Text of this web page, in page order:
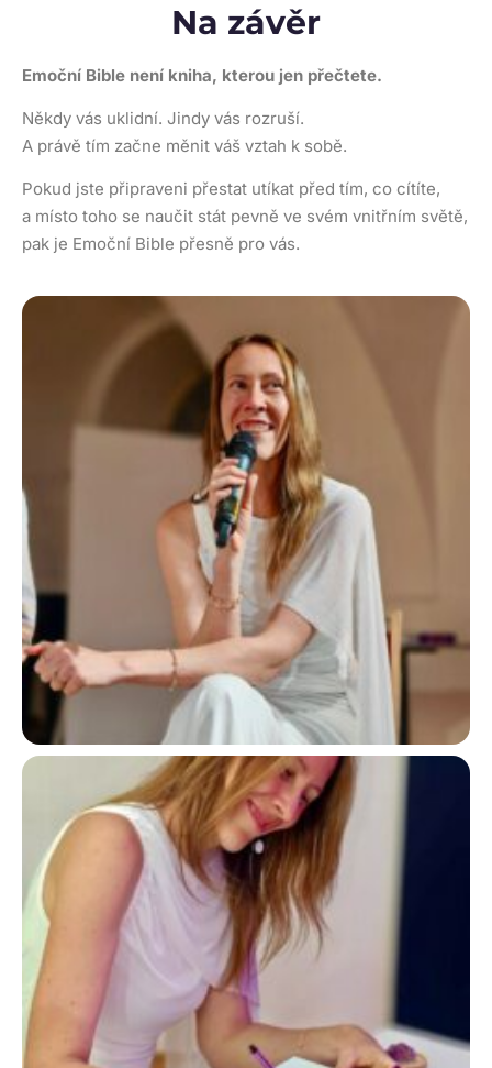
Na závěr
Emoční Bible není kniha, kterou jen přečtete.
Někdy vás uklidní. Jindy vás rozruší.
A právě tím začne měnit váš vztah k sobě.
Pokud jste připraveni přestat utíkat před tím, co cítíte,
a místo toho se naučit stát pevně ve svém vnitřním světě,
pak je Emoční Bible přesně pro vás.